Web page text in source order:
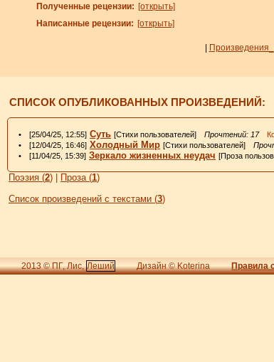
Полученные рецензии: [открыть]
Написанные рецензии: [открыть]
| Произведения_
СПИСОК ОПУБЛИКОВАННЫХ ПРОИЗВЕДЕНИЙ:
• [25/04/25, 12:55] Суть [Стихи пользователей] Прочтений: 17
• [12/04/25, 16:46] Холодный Мир [Стихи пользователей]
• [11/04/25, 15:39] Зеркало жизненных неудач [Проза
Поэзия (2) Проза (1)
Список произведений с текстами (3)
2013 © ПГ, Лис,Леший Дизайн © Koterina Правила